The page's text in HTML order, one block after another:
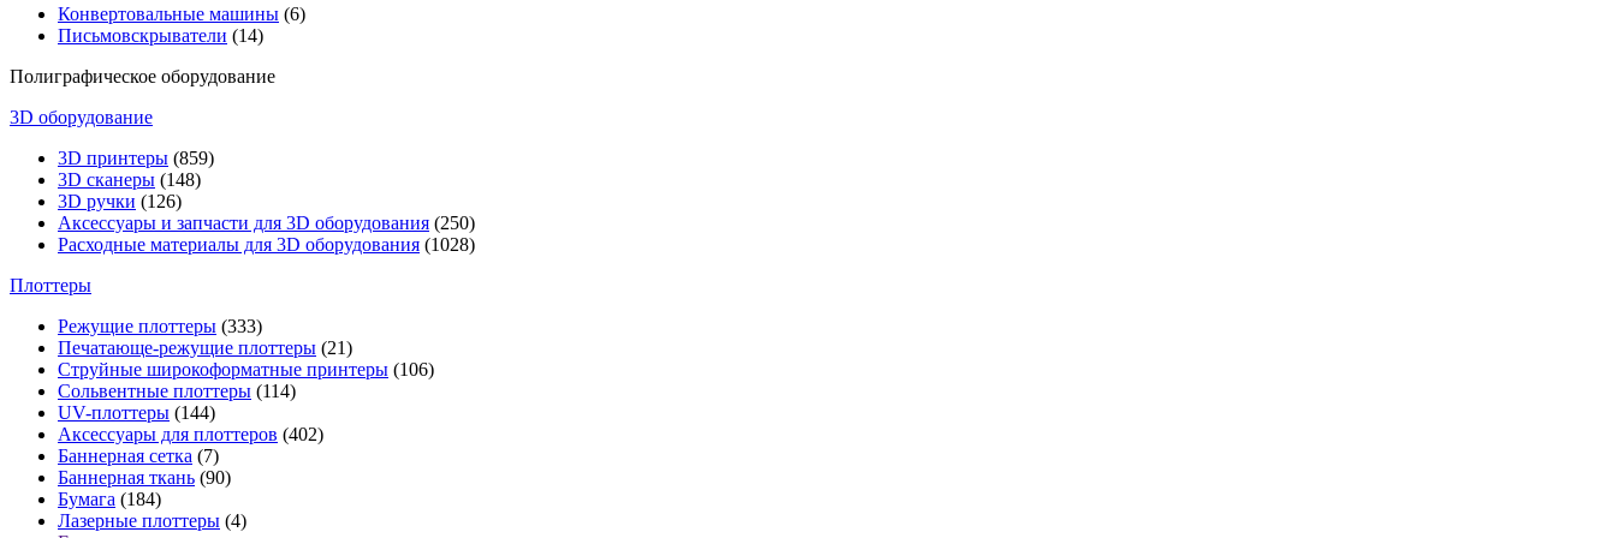
Конвертовальные машины (6)
Письмовскрыватели (14)
Полиграфическое оборудование
3D оборудование
3D принтеры (859)
3D сканеры (148)
3D ручки (126)
Аксессуары и запчасти для 3D оборудования (250)
Расходные материалы для 3D оборудования (1028)
Плоттеры
Режущие плоттеры (333)
Печатающе-режущие плоттеры (21)
Струйные широкоформатные принтеры (106)
Сольвентные плоттеры (114)
UV-плоттеры (144)
Аксессуары для плоттеров (402)
Баннерная сетка (7)
Баннерная ткань (90)
Бумага (184)
Лазерные плоттеры (4)